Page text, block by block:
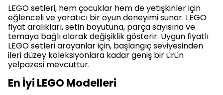
LEGO setleri, hem çocuklar hem de yetişkinler için
eğlenceli ve yaratıcı bir oyun deneyimi sunar. LEGO
fiyat aralıkları, setin boyutuna, parça sayısına ve
temaya bağlı olarak değişiklik gösterir. Uygun fiyatlı
LEGO setleri arayanlar için, başlangıç seviyesinden
ileri düzey koleksiyonlara kadar geniş bir ürün
yelpazesi mevcuttur.
En İyi LEGO Modelleri